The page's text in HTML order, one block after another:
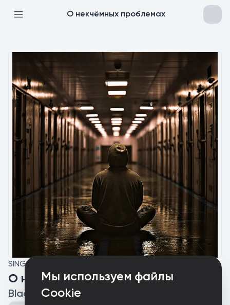
Мы используем файлы
Cookie
О некчёмных проблемах
SINGLE
О некчёмных проблемах
Black_25